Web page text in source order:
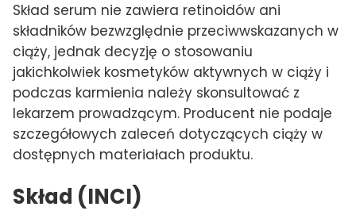
Skład serum nie zawiera retinoidów ani
składników bezwzględnie przeciwwskazanych w
ciąży, jednak decyzję o stosowaniu
jakichkolwiek kosmetyków aktywnych w ciąży i
podczas karmienia należy skonsultować z
lekarzem prowadzącym. Producent nie podaje
szczegółowych zaleceń dotyczących ciąży w
dostępnych materiałach produktu.
Skład (INCI)